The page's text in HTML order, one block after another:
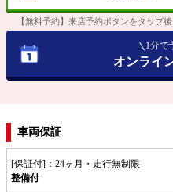
【無料予約】来店予約ボタンをタップ
1分で
オンライ
車両保証
[保証付]：24ヶ月・走行無制限
整備付